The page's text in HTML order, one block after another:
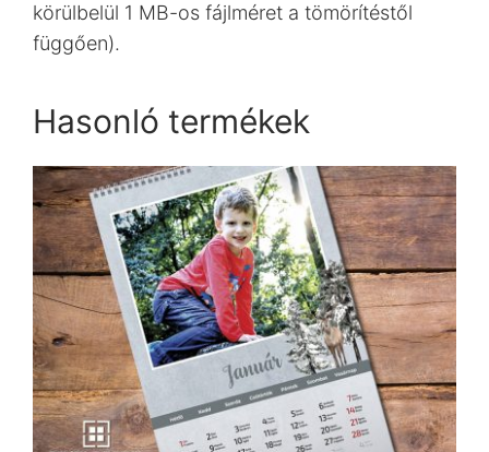
körülbelül 1 MB-os fájlméret a tömörítéstől
függően).
Hasonló termékek